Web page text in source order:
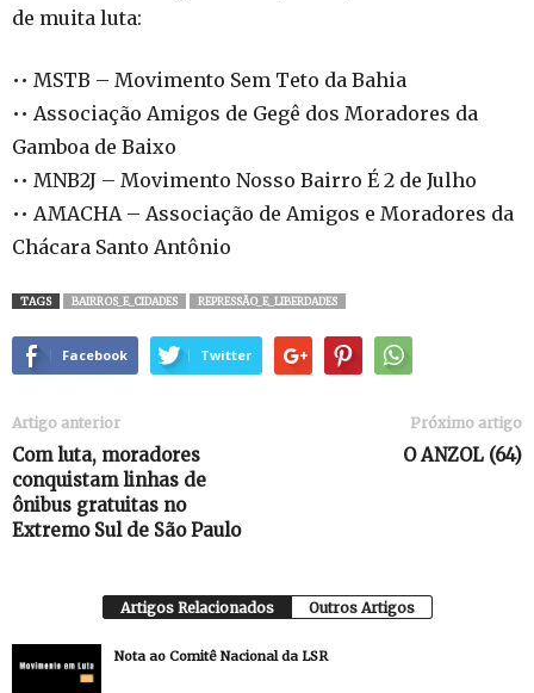
de muita luta:
•• MSTB – Movimento Sem Teto da Bahia
•• Associação Amigos de Gegê dos Moradores da
Gamboa de Baixo
•• MNB2J – Movimento Nosso Bairro É 2 de Julho
•• AMACHA – Associação de Amigos e Moradores da
Chácara Santo Antônio
TAGS BAIRROS_E_CIDADES REPRESSÃO_E_LIBERDADES
Facebook Twitter
Artigo anterior
Com luta, moradores
conquistam linhas de
ônibus gratuitas no
Extremo Sul de São Paulo
Próximo artigo
O ANZOL (64)
Artigos Relacionados Outros Artigos
Nota ao Comitê Nacional da LSR